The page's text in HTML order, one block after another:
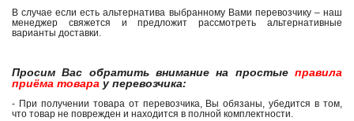
В случае если есть альтернатива выбранному Вами перевозчику – наш
менеджер свяжется и предложит рассмотреть альтернативные
варианты доставки.
Просим Вас обратить внимание на простые правила
приёма товара у перевозчика:
- При получении товара от перевозчика, Вы обязаны, убедится в том,
что товар не поврежден и находится в полной комплектности.